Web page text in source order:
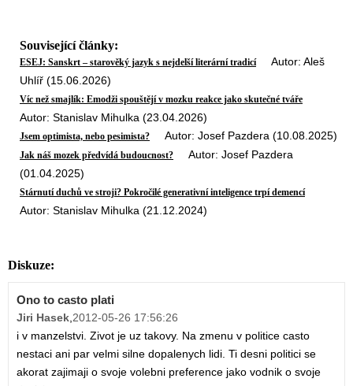
Související články:
ESEJ: Sanskrt – starověký jazyk s nejdelší literární tradicíAutor: Aleš
Uhlíř (15.06.2026)
Víc než smajlík: Emodži spouštějí v mozku reakce jako skutečné tváře
Autor: Stanislav Mihulka (23.04.2026)
Jsem optimista, nebo pesimista? Autor: Josef Pazdera (10.08.2025)
Jak náš mozek předvídá budoucnost? Autor: Josef Pazdera
(01.04.2025)
Stárnutí duchů ve stroji? Pokročilé generativní inteligence trpí demencí
Autor: Stanislav Mihulka (21.12.2024)
Diskuze:
Ono to casto plati
Jiri Hasek,2012-05-26 17:56:26
i v manzelstvi. Zivot je uz takovy. Na zmenu v politice casto
nestaci ani par velmi silne dopalenych lidi. Ti desni politici se
akorat zajimaji o svoje volebni preference jako vodnik o svoje